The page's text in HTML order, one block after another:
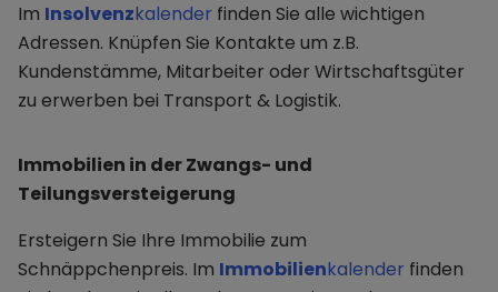
Im Insolvenzkalender finden Sie alle wichtigen
Adressen. Knüpfen Sie Kontakte um z.B.
Kundenstämme, Mitarbeiter oder Wirtschaftsgüter
zu erwerben bei Transport & Logistik.
Immobilien in der Zwangs- und
Teilungsversteigerung
Ersteigern Sie Ihre Immobilie zum
Schnäppchenpreis. Im Immobilienkalender finden